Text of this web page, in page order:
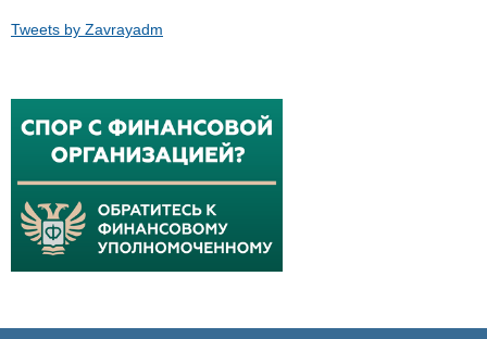
Tweets by Zavrayadm